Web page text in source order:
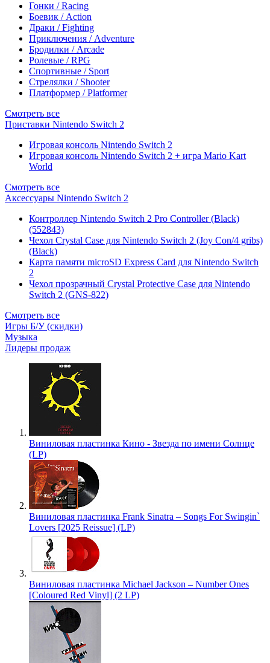
Гонки / Racing
Боевик / Action
Драки / Fighting
Приключения / Adventure
Бродилки / Arcade
Ролевые / RPG
Спортивные / Sport
Стрелялки / Shooter
Платформер / Platformer
Смотреть все
Приставки Nintendo Switch 2
Игровая консоль Nintendo Switch 2
Игровая консоль Nintendo Switch 2 + игра Mario Kart
World
Смотреть все
Аксессуары Nintendo Switch 2
Контроллер Nintendo Switch 2 Pro Controller (Black)
(552843)
Чехол Сrystal Сase для Nintendo Switch 2 (Joy Con/4 gribs)
(Black)
Карта памяти microSD Express Card для Nintendo Switch
2
Чехол прозрачный Crystal Protective Case для Nintendo
Switch 2 (GNS-822)
Смотреть все
Игры Б/У (скидки)
Музыка
Лидеры продаж
Виниловая пластинка Кино - Звезда по имени Солнце
(LP)
Виниловая пластинка Frank Sinatra – Songs For Swingin`
Lovers [2025 Reissue] (LP)
Виниловая пластинка Michael Jackson – Number Ones
[Coloured Red Vinyl] (2 LP)